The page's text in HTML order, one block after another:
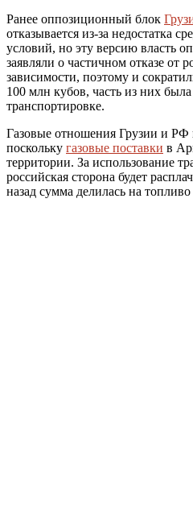
Ранее оппозиционный блок
отказывается из-за недостатка
условий, но эту версию власть
заявляли о частичном отказе от
зависимости, поэтому и
100 млн кубов, часть из них
транспортировке.
Газовые отношения Грузии и РФ
поскольку газовые поставки в
территории. За использование
российская сторона будет
назад сумма делилась на